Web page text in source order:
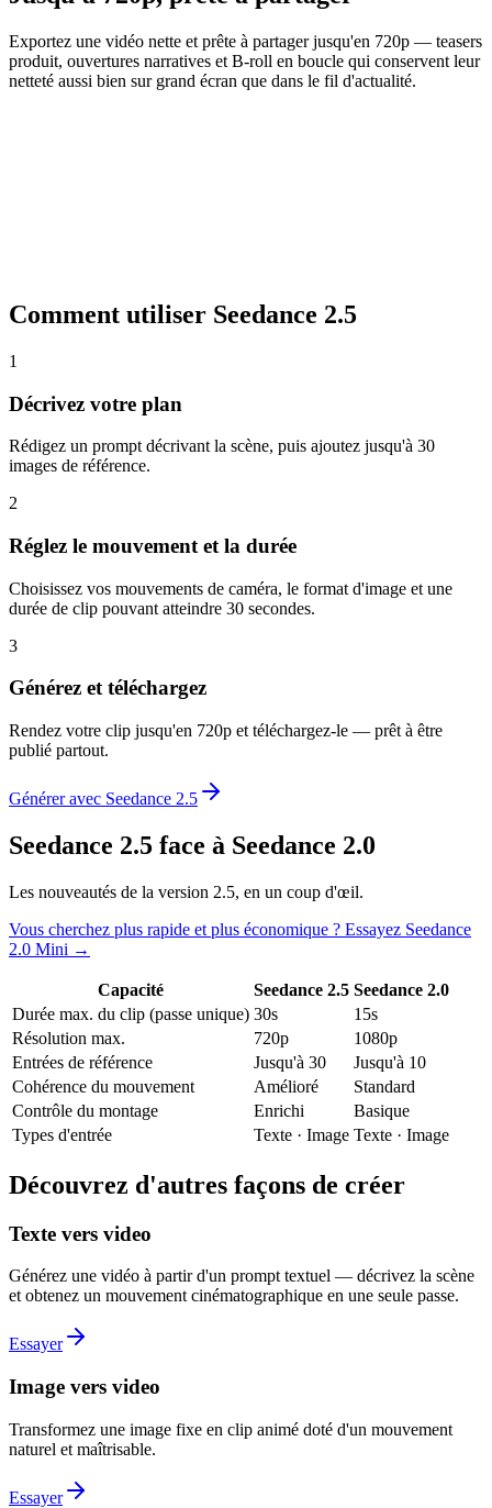
Exportez une vidéo nette et prête à partager jusqu'en 720p — teasers
produit, ouvertures narratives et B-roll en boucle qui conservent leur
netteté aussi bien sur grand écran que dans le fil d'actualité.
Comment utiliser Seedance 2.5
1
Décrivez votre plan
Rédigez un prompt décrivant la scène, puis ajoutez jusqu'à 30
images de référence.
2
Réglez le mouvement et la durée
Choisissez vos mouvements de caméra, le format d'image et une
durée de clip pouvant atteindre 30 secondes.
3
Générez et téléchargez
Rendez votre clip jusqu'en 720p et téléchargez-le — prêt à être
publié partout.
Générer avec Seedance 2.5
Seedance 2.5 face à Seedance 2.0
Les nouveautés de la version 2.5, en un coup d'œil.
Vous cherchez plus rapide et plus économique ? Essayez Seedance
2.0 Mini →
Capacité Seedance 2.5 Seedance 2.0
Durée max. du clip (passe unique) 30s
15s
Résolution max.
720p
1080p
Entrées de référence
Jusqu'à 30
Jusqu'à 10
Cohérence du mouvement
Amélioré
Standard
Contrôle du montage
Enrichi
Basique
Types d'entrée
Texte · Image Texte · Image
Découvrez d'autres façons de créer
Texte vers video
Générez une vidéo à partir d'un prompt textuel — décrivez la scène
et obtenez un mouvement cinématographique en une seule passe.
Essayer
Image vers video
Transformez une image fixe en clip animé doté d'un mouvement
naturel et maîtrisable.
Essayer